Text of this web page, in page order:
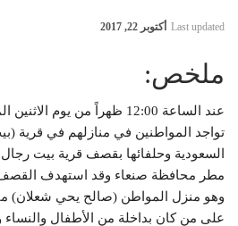
Last updated أكتوبر 22, 2017
ملخص:
تواجد المواطنين في منازلهم في قرية
السعودية وحلفائها بقصف قرية بيت رجال
مطر محافظة صنعاء وقد استهدف القصف
وهو منزل المواطن (صالح يحي شعلان)
على من كان بداخلة من الأطفال والنساء